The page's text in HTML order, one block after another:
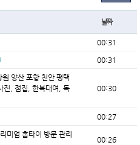
날짜
00:31
00:31
양산 포항 천안 평택
진, 점집, 한복대여, 독
00:30
00:27
미엄 홈타이 방문 관리
00:26